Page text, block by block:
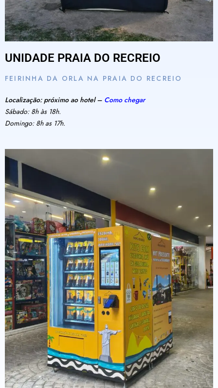
UNIDADE PRAIA DO RECREIO
FEIRINHA DA ORLA NA PRAIA DO RECREIO
Localização: próximo ao hotel – Como chegar
Sábado: 8h às 18h.
Domingo: 8h as 17h.